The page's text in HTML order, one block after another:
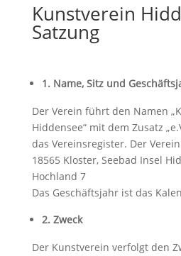
Kunstverein
Satzung
1. Name, Sitz und
Der Verein führt den Namen
Hiddensee“ mit dem Zusatz
das Vereinsregister. Der
18565 Kloster, Seebad Insel
Hochland 7
Das Geschäftsjahr ist das
2. Zweck
Der Kunstverein verfolgt den